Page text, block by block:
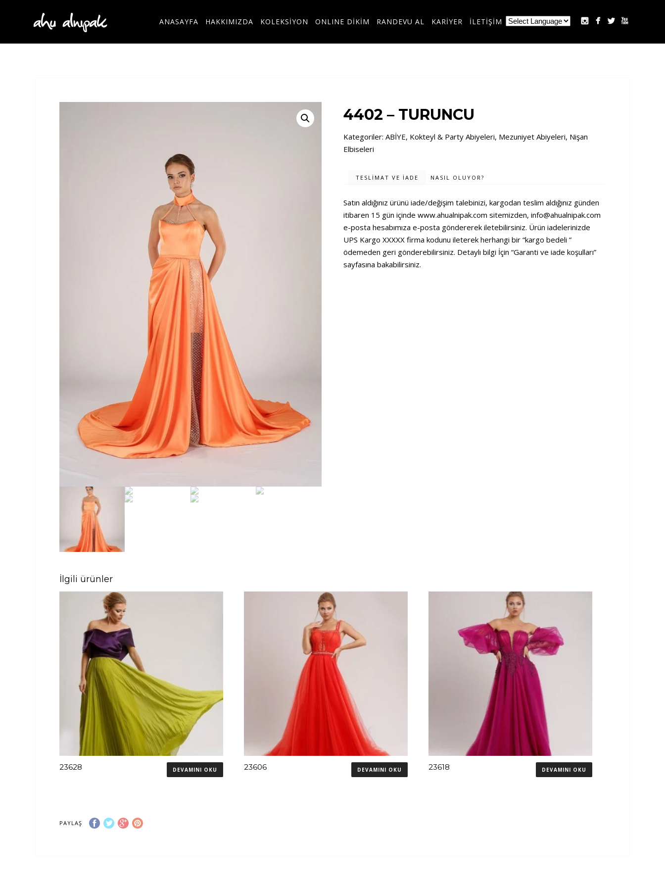
ANASAYFA HAKKIMIZDA KOLEKSİYON ONLINE DİKİM RANDEVU AL KARİYER İLETİŞİM
4402 – TURUNCU
Kategoriler:ABİYE, Kokteyl & Party Abiyeleri, Mezuniyet Abiyeleri, Nişan
Elbiseleri
TESLIMAT VE İADE NASIL OLUYOR?
Satın aldığınız ürünü iade/değişim talebinizi, kargodan teslim aldığınız günden
itibaren 15 gün içindewww.ahualnipak.com sitemizden,info@ahualnipak.com
e-posta hesabımıza e-posta göndererek iletebilirsiniz. Ürün iadelerinizde
UPS Kargo XXXXX firma kodunu ileterek herhangi bir “kargo bedeli ”
ödemeden geri gönderebilirsiniz. Detaylı bilgi İçin “Garanti ve iade koşulları”
sayfasına bakabilirsiniz.
İlgili ürünler
23628 DEVAMINI OKU 23606 DEVAMINI OKU 23618 DEVAMINI OKU
PAYLAŞ